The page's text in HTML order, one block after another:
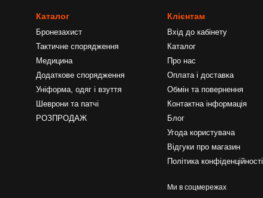
Каталог
Бронезахист
Тактичне спорядження
Медицина
Додаткове спорядження
Уніформа, одяг і взуття
Шеврони та патчі
РОЗПРОДАЖ
Клієнтам
Вхід до кабінету
Каталог
Про нас
Оплата і доставка
Обмін та повернення
Контактна інформація
Блог
Угода користувача
Відгуки про магазин
Політика конфіденційності
Ми в соцмережах